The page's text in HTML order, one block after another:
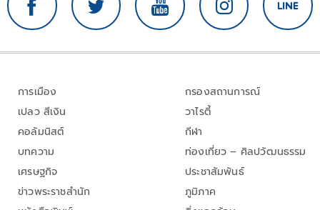
การเมือง
เปลว สีเงิน
คอลัมนิสต์
บทความ
เศรษฐกิจ
ข่าวพระราชสำนัก
กรองสถานการณ์
วาไรตี้
กีฬา
ท่องเที่ยว – ศิลปวัฒนธรรม
ประชาสัมพันธ์
ภูมิภาค